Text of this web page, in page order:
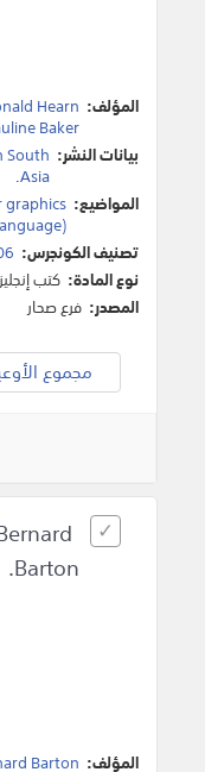
المؤلف: Hearn
Baker
بيانات النشر: South
Asia
.
المواضيع:
تصنيف الكونجرس:
نوع المادة: كتب
المصدر: فرع صحار
مجموع
Barton.
المؤلف: Barton